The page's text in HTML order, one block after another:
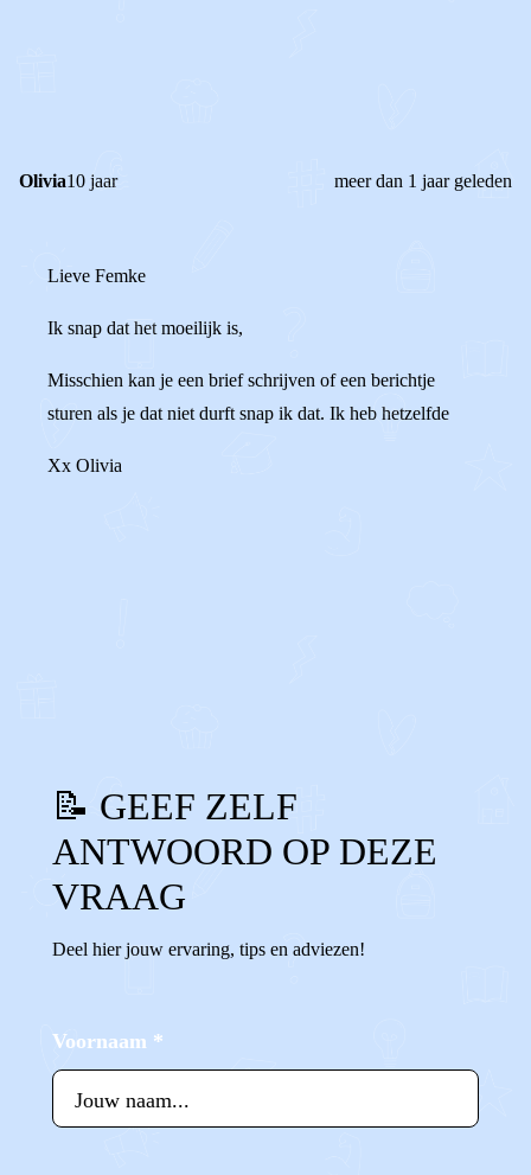
Olivia10 jaar meer dan 1 jaar geleden
Lieve Femke
Ik snap dat het moeilijk is,
Misschien kan je een brief schrijven of een berichtje
sturen als je dat niet durft snap ik dat. Ik heb hetzelfde
Xx Olivia
📝 GEEF ZELF
ANTWOORD OP DEZE
VRAAG
Deel hier jouw ervaring, tips en adviezen!
Voornaam *